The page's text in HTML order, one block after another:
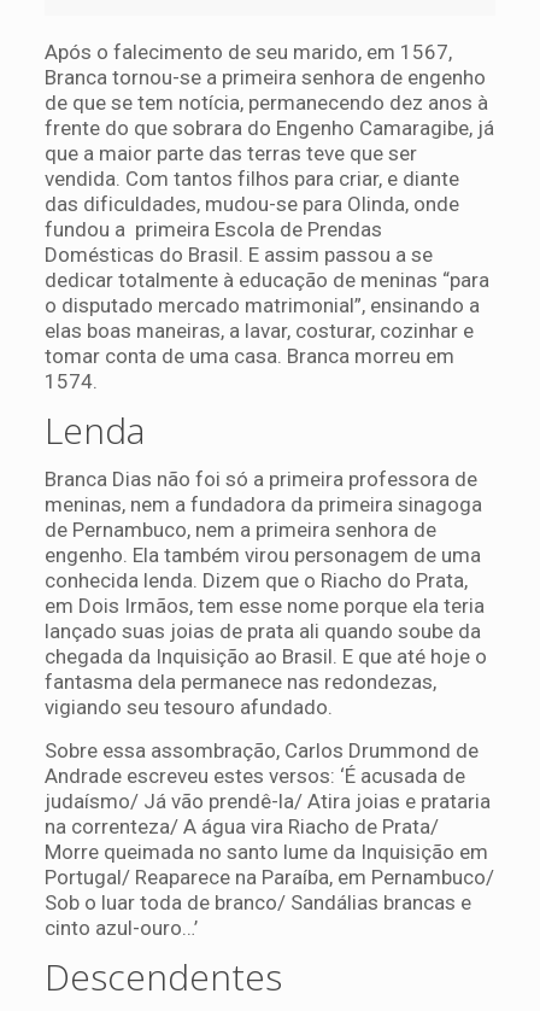
Após o falecimento de seu marido, em 1567,
Branca tornou-se a primeira senhora de engenho
de que se tem notícia, permanecendo dez anos à
frente do que sobrara do Engenho Camaragibe, já
que a maior parte das terras teve que ser
vendida. Com tantos filhos para criar, e diante
das dificuldades, mudou-se para Olinda, onde
fundou a primeira Escola de Prendas
Domésticas do Brasil. E assim passou a se
dedicar totalmente à educação de meninas “para
o disputado mercado matrimonial”, ensinando a
elas boas maneiras, a lavar, costurar, cozinhar e
tomar conta de uma casa. Branca morreu em
1574.
Lenda
Branca Dias não foi só a primeira professora de
meninas, nem a fundadora da primeira sinagoga
de Pernambuco, nem a primeira senhora de
engenho. Ela também virou personagem de uma
conhecida lenda. Dizem que o Riacho do Prata,
em Dois Irmãos, tem esse nome porque ela teria
lançado suas joias de prata ali quando soube da
chegada da Inquisição ao Brasil. E que até hoje o
fantasma dela permanece nas redondezas,
vigiando seu tesouro afundado.
Sobre essa assombração, Carlos Drummond de
Andrade escreveu estes versos: ‘É acusada de
judaísmo/ Já vão prendê-la/ Atira joias e prataria
na correnteza/ A água vira Riacho de Prata/
Morre queimada no santo lume da Inquisição em
Portugal/ Reaparece na Paraíba, em Pernambuco/
Sob o luar toda de branco/ Sandálias brancas e
cinto azul-ouro…’
Descendentes